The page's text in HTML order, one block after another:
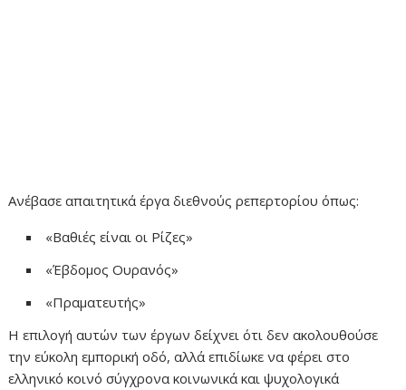
Ανέβασε απαιτητικά έργα διεθνούς ρεπερτορίου όπως:
«Βαθιές είναι οι Ρίζες»
«Έβδομος Ουρανός»
«Πραματευτής»
Η επιλογή αυτών των έργων δείχνει ότι δεν ακολουθούσε
την εύκολη εμπορική οδό, αλλά επιδίωκε να φέρει στο
ελληνικό κοινό σύγχρονα κοινωνικά και ψυχολογικά